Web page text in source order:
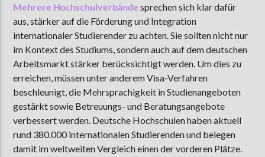
AKTUELLE SENDUNG
MOEBIUS
00:00 09:00
ZU HÖREN IN 90,9 MHz Steinfurt 103,9 MHz
Mehrere Hochschulverbände sprechen sich klar dafür
aus, stärker auf die Förderung und Integration
internationaler Studierender zu achten. Sie sollten nicht nur
im Kontext des Studiums, sondern auch auf dem deutschen
Arbeitsmarkt stärker berücksichtigt werden. Um dies zu
erreichen, müssen unter anderem Visa-Verfahren
beschleunigt, die Mehrsprachigkeit in Studienangeboten
gestärkt sowie Betreuungs- und Beratungsangebote
verbessert werden. Deutsche Hochschulen haben aktuell
rund 380.000 internationalen Studierenden und belegen
damit im weltweiten Vergleich einen der vorderen Plätze.